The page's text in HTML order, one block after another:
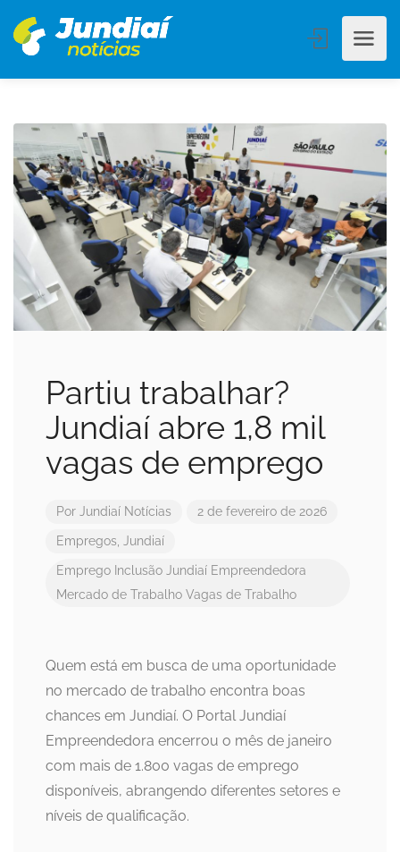
Partiu trabalhar?
Jundiaí abre 1,8 mil
vagas de emprego
Por Jundiaí Notícias 2 de fevereiro de 2026
Empregos, Jundiaí
Emprego Inclusão Jundiaí Empreendedora
Mercado de Trabalho Vagas de Trabalho
Quem está em busca de uma oportunidade
no mercado de trabalho encontra boas
chances em Jundiaí. O Portal Jundiaí
Empreendedora encerrou o mês de janeiro
com mais de 1.800 vagas de emprego
disponíveis, abrangendo diferentes setores e
níveis de qualificação.